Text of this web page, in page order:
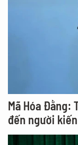
Mã Hóa Đằng:
đến người